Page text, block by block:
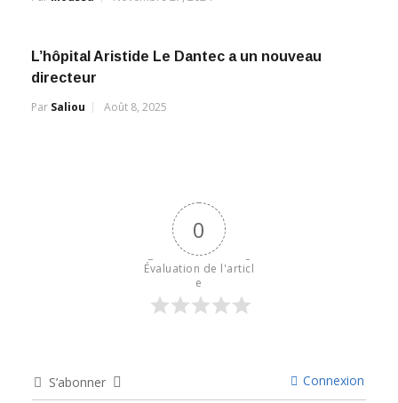
L’hôpital Aristide Le Dantec a un nouveau
directeur
Par Saliou Août 8, 2025
0
Évaluation de l'articl
e
S’abonner Connexion